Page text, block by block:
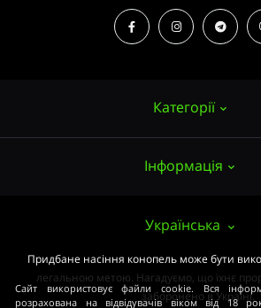
Категорії
Потужні сорти
Медичні сорти
Інформація
Публічний договір (ОФЕРТА)
Оплата та доставка
Українська
Придбане насіння конопель може бути
легальною метою. Нагадуємо, що їхнє
заборонено в Україні.
Сайт використовує файли cookie. Вся
розрахована на відвідувачів віком від 18